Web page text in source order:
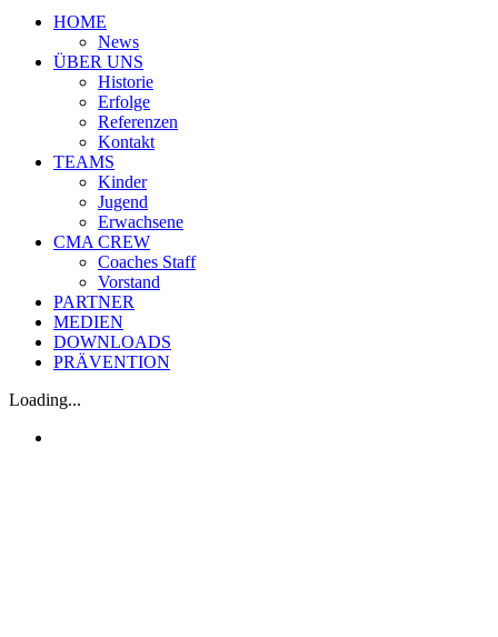
HOME
News
ÜBER UNS
Historie
Erfolge
Referenzen
Kontakt
TEAMS
Kinder
Jugend
Erwachsene
CMA CREW
Coaches Staff
Vorstand
PARTNER
MEDIEN
DOWNLOADS
PRÄVENTION
Loading...